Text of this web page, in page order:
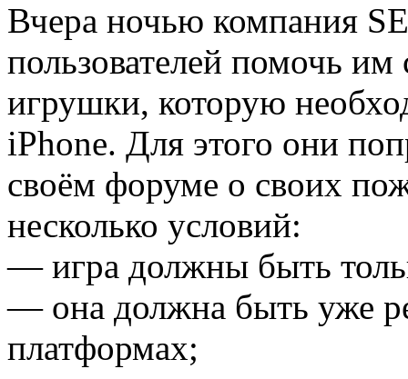
Вчера ночью компания
пользователей помочь
игрушки, которую
iPhone. Для этого они
своём форуме о своих
несколько условий:
— игра должны быть
— она должна быть уже
платформах;